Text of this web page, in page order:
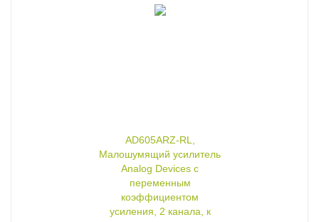
AD605ARZ-RL,
Малошумящий усилитель
Analog Devices с
переменным
коэффициентом
усиления, 2 канала, к